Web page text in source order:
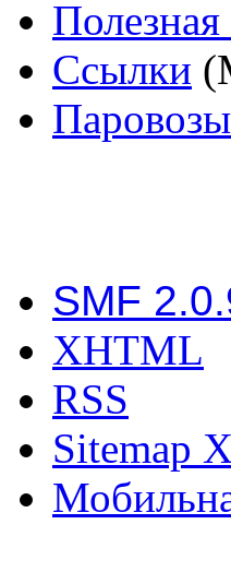
Ссылки
SMF
XHTML
RSS
Sitemap